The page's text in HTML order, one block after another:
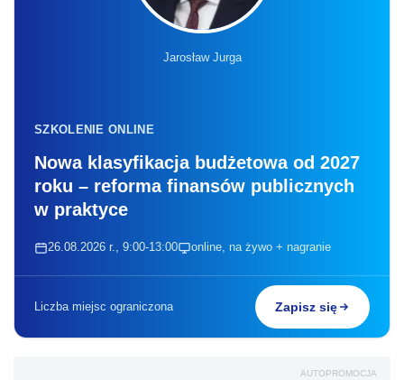
Jarosław Jurga
SZKOLENIE ONLINE
Nowa klasyfikacja budżetowa od 2027
roku – reforma finansów publicznych
w praktyce
26.08.2026 r., 9:00-13:00 online, na żywo + nagranie
Liczba miejsc ograniczona Zapisz się
AUTOPROMOCJA